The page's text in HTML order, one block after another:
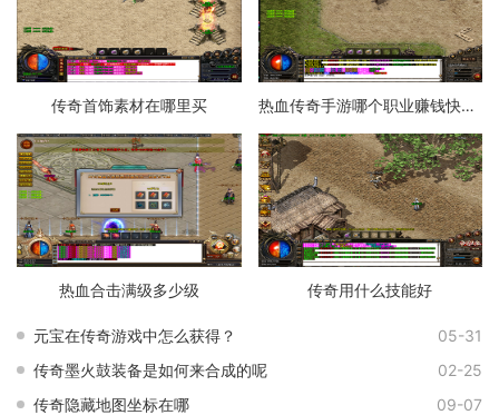
传奇首饰素材在哪里买 热血传奇手游哪个职业赚钱快一点
热血合击满级多少级 传奇用什么技能好
元宝在传奇游戏中怎么获得？
05-31
传奇墨火鼓装备是如何来合成的呢
02-25
传奇隐藏地图坐标在哪
09-07